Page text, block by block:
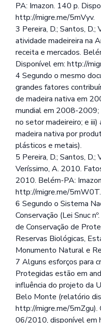
PA: Imazon. 140 p.
http://migre.me/5mVyv.
3 Pereira, D.; Santos,
atividade madeireira na
receita e mercados.
Disponível em: http://
4 Segundo o mesmo
grandes fatores
de madeira nativa em
mundial em 2008-2009;
no setor madeireiro; e
madeira nativa por
plásticos e metais).
5 Pereira, D.; Santos, D.;
Veríssimo, A. 2010.
2010. Belém-PA:
http://migre.me/5mW0T.
6 Segundo o Sistema
Conservação (Lei Snuc
de Conservação de
Reservas Biológicas,
Monumento Natural e
7 Alguns esforços para
Protegidas estão em
influência do projeto da
Belo Monte (relatório
http://migre.me/5mZgu).
06/2010, disponível em